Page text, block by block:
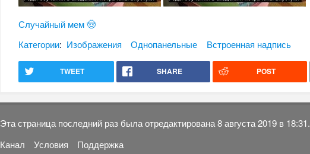
Случайный мем 🤠
Категории: Изображения Однопанельные Встроенная надпись
TWEET SHARE POST
Эта страница последний раз была отредактирована 8 августа 2019 в 18:31.
Канал
Условия Поддержка